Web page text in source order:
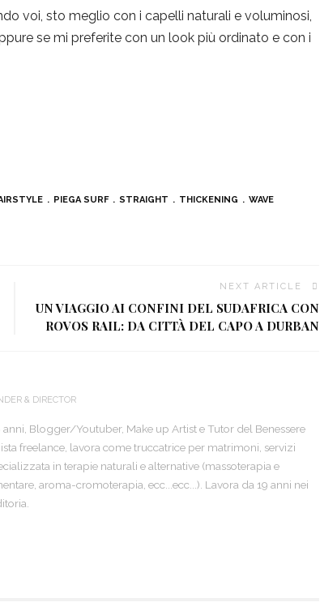
voi, sto meglio con i capelli naturali e voluminosi,
se mi preferite con un look più ordinato e con i
PIEGA SURF STRAIGHT THICKENING WAVE
NEXT ARTICLE
UN VIAGGIO AI CONFINI DEL SUDAFRICA CON
ROVOS RAIL: DA CITTÀ DEL CAPO A DURBAN
& DIRECTOR
Blogger/Youtuber, Make up Artist e Tutor del Benessere
freelance, lavora come truccatrice per matrimoni, servizi
in terapie naturali e alternative (massoterapia e
aroma-cromoterapia, ecc...ecc...). Lavora da 19 anni nei